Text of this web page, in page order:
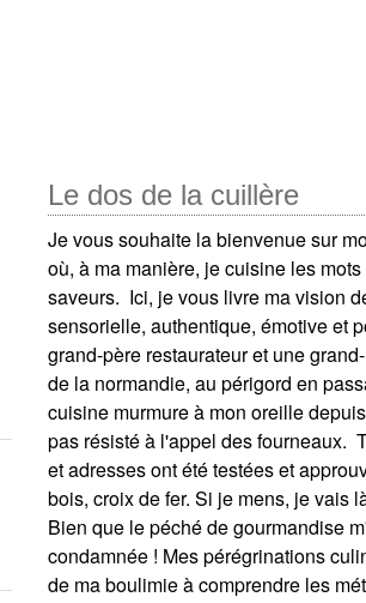
Le dos de la cuillère
Je vous souhaite la bienvenue sur
où, à ma manière, je cuisine les
saveurs. ​ Ici, je vous livre ma vision
sensorielle, authentique, émotive et
grand-père restaurateur et une
de la normandie, au périgord en
cuisine murmure à mon oreille
pas résisté à l'appel des fourneaux.
et adresses ont été testées et
bois, croix de fer. Si je mens, je vais
Bien que le péché de gourmandise
condamnée ! Mes pérégrinations
de ma boulimie à comprendre les